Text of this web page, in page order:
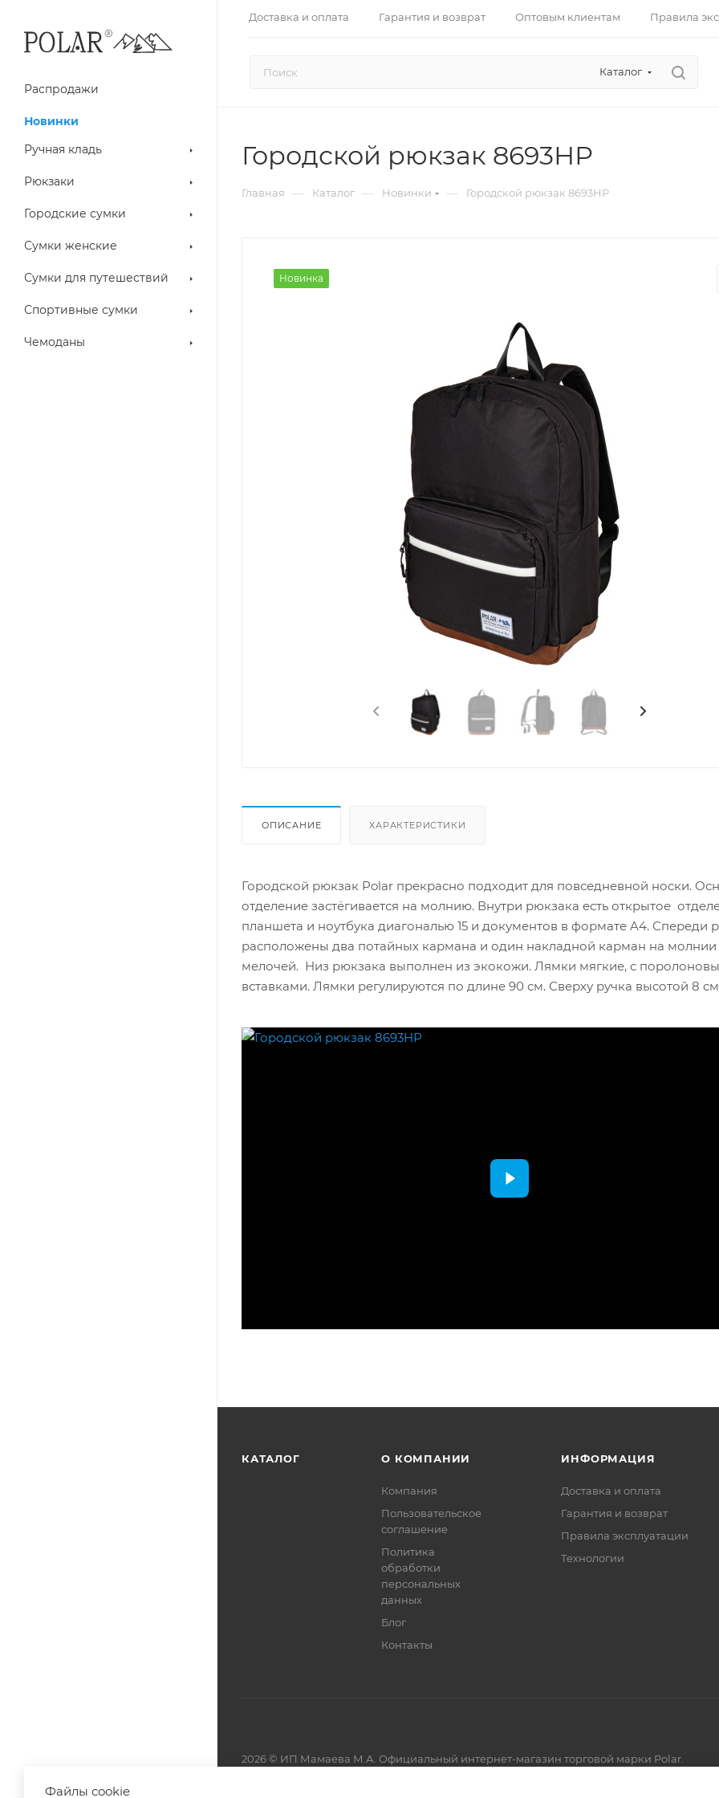
Доставка и оплата Гарантия и возврат Оптовым клиентам Правила
Каталог
Распродажи
Новинки
Ручная кладь
Рюкзаки
Городские сумки
Сумки женские
Сумки для путешествий
Спортивные сумки
Чемоданы
Городской рюкзак 8693НР
Главная — Каталог — Новинки — Городской рюкзак 8693НР
Новинка
ОПИСАНИЕ ХАРАКТЕРИСТИКИ
Городской рюкзак Polar прекрасно подходит для повседневной носки.
отделение застёгивается на молнию. Внутри рюкзака есть открытое
планшета и ноутбука диагональю 15 и документов в формате A4. Спереди
расположены два потайных кармана и один накладной карман на молнии
мелочей. Низ рюкзака выполнен из экокожи. Лямки мягкие, с
вставками. Лямки регулируются по длине 90 см. Сверху ручка высотой 8
КАТАЛОГ О КОМПАНИИ
Компания
Пользовательское
соглашение
Политика
обработки
персональных
данных
Блог
Контакты
ИНФОРМАЦИЯ
Доставка и оплата
Гарантия и возврат
Правила эксплуатации
Технологии
2026 © ИП Мамаева М.А. Официальный интернет-магазин торговой марки Polar.
Файлы cookie